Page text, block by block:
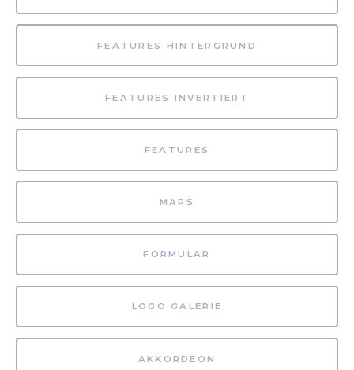
FEATURES HINTERGRUND
FEATURES INVERTIERT
FEATURES
MAPS
FORMULAR
LOGO GALERIE
AKKORDEON